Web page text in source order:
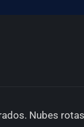
Nubes